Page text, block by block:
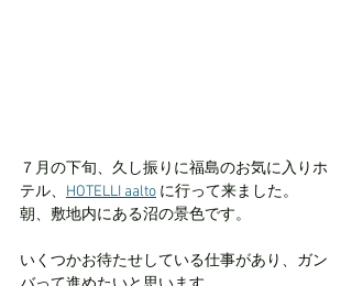
７月の下旬、久し振りに福島のお気に入りホ
テル、 HOTELLI aalto に行って来ました。
朝、敷地内にある沼の景色です。
いくつかお待たせしている仕事があり、ガン